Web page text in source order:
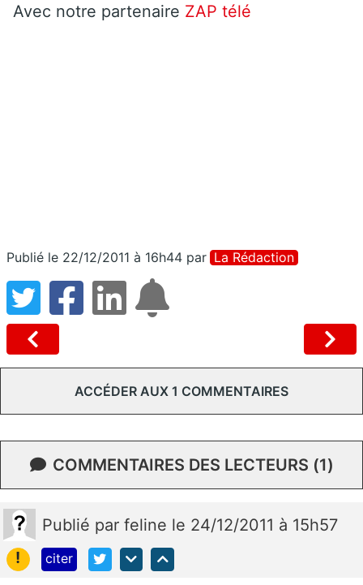
Avec notre partenaire ZAP télé
Publié le 22/12/2011 à 16h44 par La Rédaction
ACCÉDER AUX 1 COMMENTAIRES
COMMENTAIRES DES LECTEURS (1)
Publié par feline le 24/12/2011 à 15h57
!
citer